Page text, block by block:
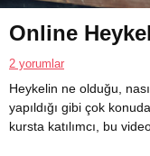
Online
2 yorumlar
Heykelin ne olduğu,
yapıldığı gibi çok
kursta katılımcı, bu